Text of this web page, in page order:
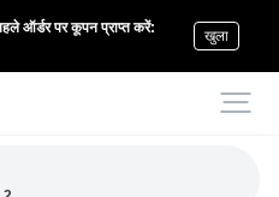
ऑर्डर पर कूपन प्राप्त करें:
खुला